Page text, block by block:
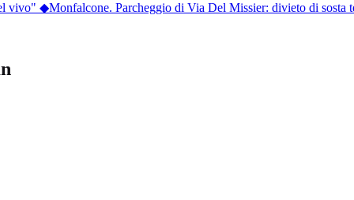
vivo"◆ Monfalcone. Parcheggio di Via Del Missier: divieto di sosta